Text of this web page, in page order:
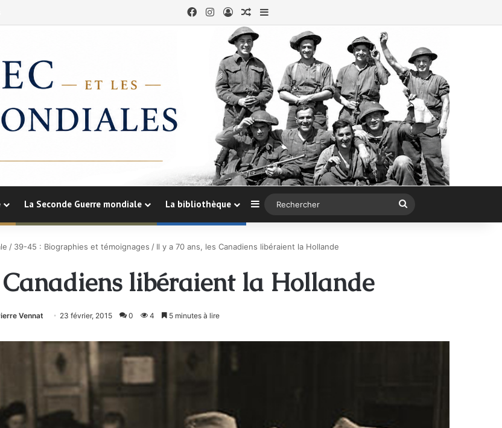
Facebook
InstagramConnexion
Article au hasard
Sidebar (barre latérale)
La Seconde Guerre mondiale La bibliothèque Sidebar (barre latérale)
/ 39-45 : Biographies et témoignages / Il y a 70 ans, les Canadiens libéraient la Hollande
Canadiens libéraient la Hollande
Vennat 23 février, 2015 0 4 5 minutes à lire